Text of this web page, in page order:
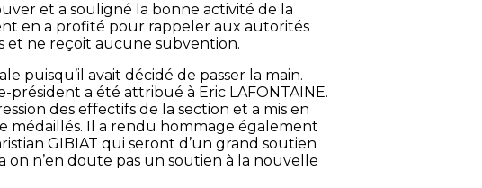
et a souligné la bonne activité de la
en a profité pour rappeler aux autorités
et ne reçoit aucune subvention.
puisqu’il avait décidé de passer la main.
président a été attribué à Eric LAFONTAINE.
des effectifs de la section et a mis en
médaillés. Il a rendu hommage également
GIBIAT qui seront d’un grand soutien
n’en doute pas un soutien à la nouvelle